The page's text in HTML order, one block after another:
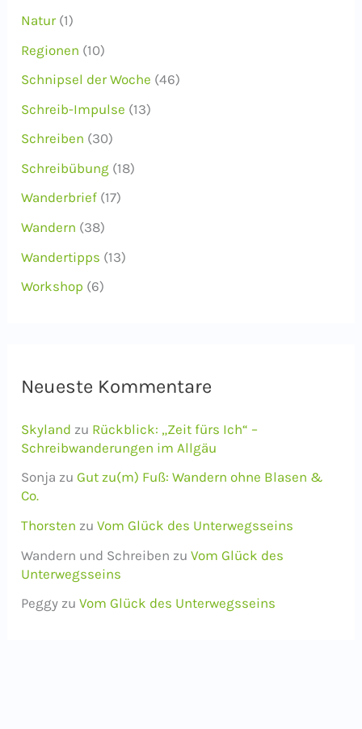
Natur(1)
Regionen (10)
Schnipsel der Woche (46)
Schreib-Impulse (13)
Schreiben (30)
Schreibübung (18)
Wanderbrief (17)
Wandern (38)
Wandertipps (13)
Workshop (6)
Neueste Kommentare
Skyland zu Rückblick: „Zeit fürs Ich“ –
Schreibwanderungen im Allgäu
Sonja zuGut zu(m) Fuß: Wandern ohne Blasen &
Co.
Thorsten zuVom Glück des Unterwegsseins
Wandern und Schreiben zuVom Glück des
Unterwegsseins
Peggy zuVom Glück des Unterwegsseins